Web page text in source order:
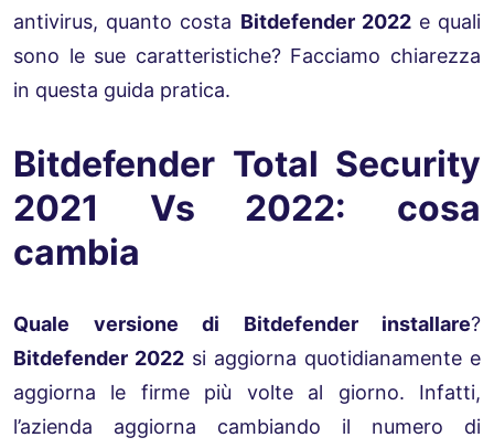
antivirus, quanto costa Bitdefender 2022e quali
sono le sue caratteristiche? Facciamo chiarezza
in questa guida pratica.
Bitdefender Total Security
2021 Vs 2022: cosa
cambia
Quale versione di Bitdefender installare?
Bitdefender 2022 si aggiorna quotidianamente e
aggiorna le firme più volte al giorno. Infatti,
l’azienda aggiorna cambiando il numero di